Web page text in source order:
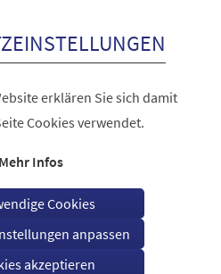
erklären Sie sich damit
Cookies verwendet.
Mehr Infos
Cookies
anpassen
akzeptieren